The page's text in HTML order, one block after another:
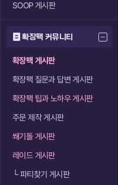
SOOP 게시판
확장팩 커뮤니티
확장팩 게시판
확장팩 질문과 답변 게시판
확장팩 팁과 노하우 게시판
주문 제작 게시판
쐐기돌 게시판
레이드 게시판
└파티찾기 게시판